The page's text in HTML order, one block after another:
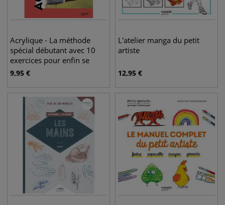
Acrylique - La méthode
spécial débutant avec 10
exercices pour enfin se
lancer !
9,95 €
L'atelier manga du petit
artiste
12,95 €